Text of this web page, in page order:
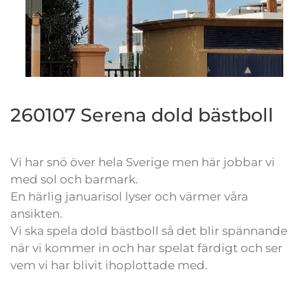
260107 Serena dold bästboll
Vi har snö över hela Sverige men här jobbar vi
med sol och barmark.
En härlig januarisol lyser och värmer våra
ansikten.
Vi ska spela dold bästboll så det blir spännande
när vi kommer in och har spelat färdigt och ser
vem vi har blivit ihoplottade med.